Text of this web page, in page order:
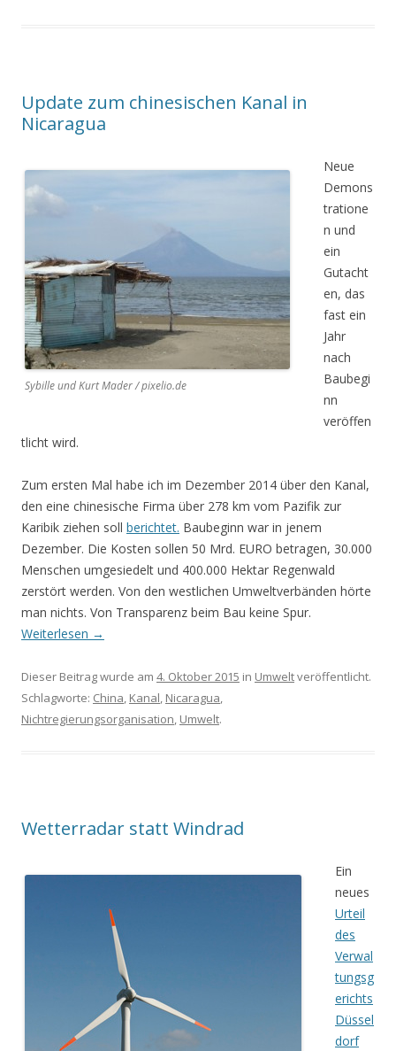
Update zum chinesischen Kanal in
Nicaragua
Sybille und Kurt Mader / pixelio.de
Neue
Demons
tratione
n und
ein
Gutacht
en, das
fast ein
Jahr
nach
Baubegi
nn
veröffen
tlicht wird.
Zum ersten Mal habe ich im Dezember 2014 über den Kanal,
den eine chinesische Firma über 278 km vom Pazifik zur
Karibik ziehen soll berichtet. Baubeginn war in jenem
Dezember. Die Kosten sollen 50 Mrd. EURO betragen, 30.000
Menschen umgesiedelt und 400.000 Hektar Regenwald
zerstört werden. Von den westlichen Umweltverbänden hörte
man nichts. Von Transparenz beim Bau keine Spur.
Weiterlesen →
Dieser Beitrag wurde am 4. Oktober 2015 in Umweltveröffentlicht.
Schlagworte: China, Kanal, Nicaragua,
Nichtregierungsorganisation, Umwelt.
Wetterradar statt Windrad
Ein
neues
Urteil
des
Verwal
tungsg
erichts
Düssel
dorf